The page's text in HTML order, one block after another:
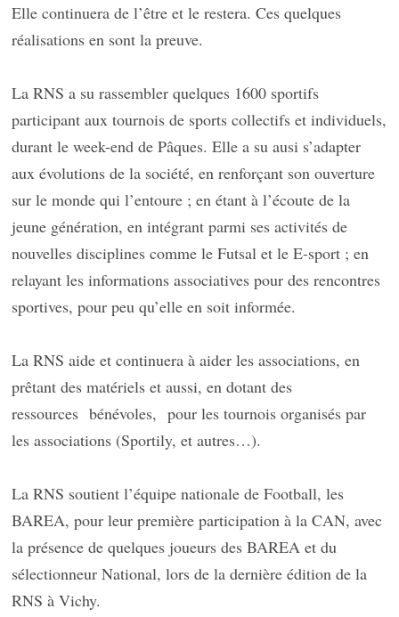
Elle continuera de l’être et le restera. Ces quelques
réalisations en sont la preuve.
La RNS a su rassembler quelques 1600 sportifs
participant aux tournois de sports collectifs et individuels,
durant le week-end de Pâques. Elle a su ausi s’adapter
aux évolutions de la société, en renforçant son ouverture
sur le monde qui l’entoure ; en étant à l’écoute de la
jeune génération, en intégrant parmi ses activités de
nouvelles disciplines comme le Futsal et le E-sport ; en
relayant les informations associatives pour des rencontres
sportives, pour peu qu’elle en soit informée.
La RNS aide et continuera à aider les associations, en
prêtant des matériels et aussi, en dotant des
ressources bénévoles, pour les tournois organisés par
les associations (Sportily, et autres…).
La RNS soutient l’équipe nationale de Football, les
BAREA, pour leur première participation à la CAN, avec
la présence de quelques joueurs des BAREA et du
sélectionneur National, lors de la dernière édition de la
RNS à Vichy.